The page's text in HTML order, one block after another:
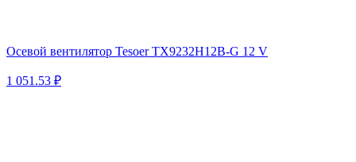
Осевой вентилятор Tesoer TX9232H12B-G 12 V
1 051.53 ₽